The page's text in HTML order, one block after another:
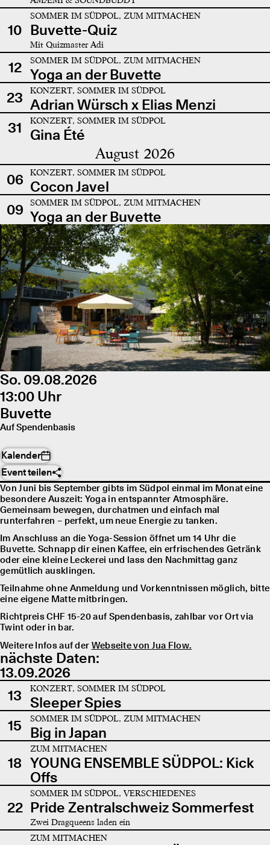
10
SOMMER IM SÜDPOL, ZUM MITMACHEN
Buvette-Quiz
Mit Quizmaster Adi
12 SOMMER IM SÜDPOL, ZUM MITMACHEN
Yoga an der Buvette
23
KONZERT, SOMMER IM SÜDPOL
Adrian Würsch x Elias Menzi
31
KONZERT, SOMMER IM SÜDPOL
Gina Été
August 2026
06 KONZERT, SOMMER IM SÜDPOL
Cocon Javel
09
SOMMER IM SÜDPOL, ZUM MITMACHEN
Yoga an der Buvette
So. 09.08.2026
13:00 Uhr
Buvette
Auf Spendenbasis
Kalender
Event teilen
Von Juni bis September gibts im Südpol einmal im Monat eine
besondere Auszeit: Yoga in entspannter Atmosphäre.
Gemeinsam bewegen, durchatmen und einfach mal
runterfahren – perfekt, um neue Energie zu tanken.
Im Anschluss an die Yoga-Session öffnet um 14 Uhr die
Buvette. Schnapp dir einen Kaffee, ein erfrischendes Getränk
oder eine kleine Leckerei und lass den Nachmittag ganz
gemütlich ausklingen.
Teilnahme ohne Anmeldung und Vorkenntnissen möglich, bitte
eine eigene Matte mitbringen.
Richtpreis CHF 15-20 auf Spendenbasis, zahlbar vor Ort via
Twint oder in bar.
Weitere Infos auf der Webseite von Jua Flow.
nächste Daten:
13.09.2026
13
KONZERT, SOMMER IM SÜDPOL
Sleeper Spies
15
SOMMER IM SÜDPOL, ZUM MITMACHEN
Big in Japan
18
ZUM MITMACHEN
YOUNG ENSEMBLE SÜDPOL: Kick
Offs
22
SOMMER IM SÜDPOL, VERSCHIEDENES
Pride Zentralschweiz Sommerfest
Zwei Dragqueens laden ein
ZUM MITMACHEN